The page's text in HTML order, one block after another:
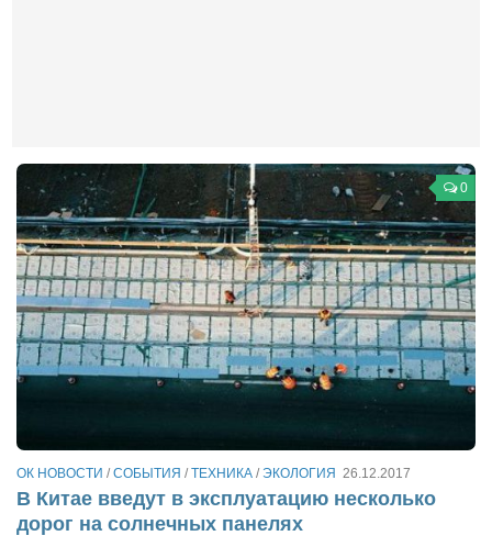
Деньги
Традиции
Опросы
Экология
Здоровье
Здоровый образ жизни
Сам себе доктор
Досье
0
ОК НОВОСТИ /СОБЫТИЯ /ТЕХНИКА /ЭКОЛОГИЯ 26.12.2017
В Китае введут в эксплуатацию несколько
дорог на солнечных панелях